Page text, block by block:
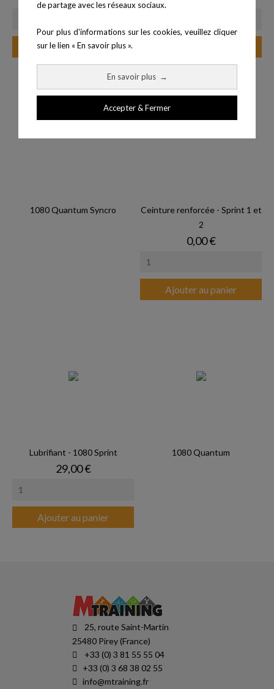
de partage avec les réseaux sociaux.
Pour plus d'informations sur les cookies, veuillez cliquer
sur le lien « En savoir plus ».
En savoir plus →
Accepter & Fermer
Ajouter au panier
1080 Quantum Syncro
Ceinture renforcée - Sprint 1 et
2
Prix
0,00 €
Ajouter au panier
Lubrifiant - 1080 Sprint
Prix
29,00 €
Ajouter au panier
1080 Quantum
25, route Saint-Martin
25480 Pirey (France)
+33 (0) 3 81 55 55 04
+33 (0) 3 68 38 02 55
info@mtraining.fr